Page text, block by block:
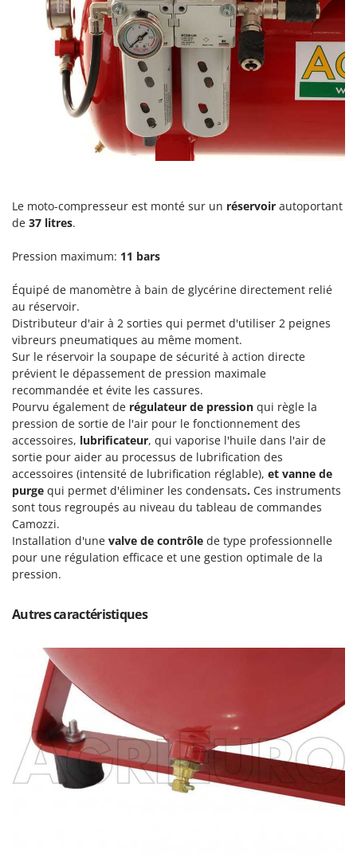
Prismafood
R.G.V.
Rato
Reber
Resto Italia
Ripartrak
Ritter
River Systems
Rossofuoco
Rover Pompe
Royal Food
Ryobi
S
S.T.P.
Santos
Sbaraglia
Schnitzer
Seven Italy
Shark
Silky
Sirman
Smartwood
Smeg
Snapper
Solidur
Spice Electronics
Spiralmac
Le moto-compresseur est monté sur un réservoir autoportant
de 37 litres.
Pression maximum: 11 bars
Équipé de manomètre à bain de glycérine directement relié
au réservoir.
Distributeur d'air à 2 sorties qui permet d'utiliser 2 peignes
vibreurs pneumatiques au même moment.
Sur le réservoir la soupape de sécurité à action directe
prévient le dépassement de pression maximale
recommandée et évite les cassures.
Pourvu également de régulateur de pression qui règle la
pression de sortie de l'air pour le fonctionnement des
accessoires, lubrificateur, qui vaporise l'huile dans l'air de
sortie pour aider au processus de lubrification des
accessoires (intensité de lubrification réglable), et vanne de
purge qui permet d'éliminer les condensats. Ces instruments
sont tous regroupés au niveau du tableau de commandes
Camozzi.
Installation d'une valve de contrôle de type professionnelle
pour une régulation efficace et une gestion optimale de la
pression.
Autres caractéristiques